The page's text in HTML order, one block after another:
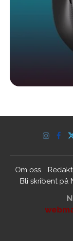
Om oss
Bli skribent på